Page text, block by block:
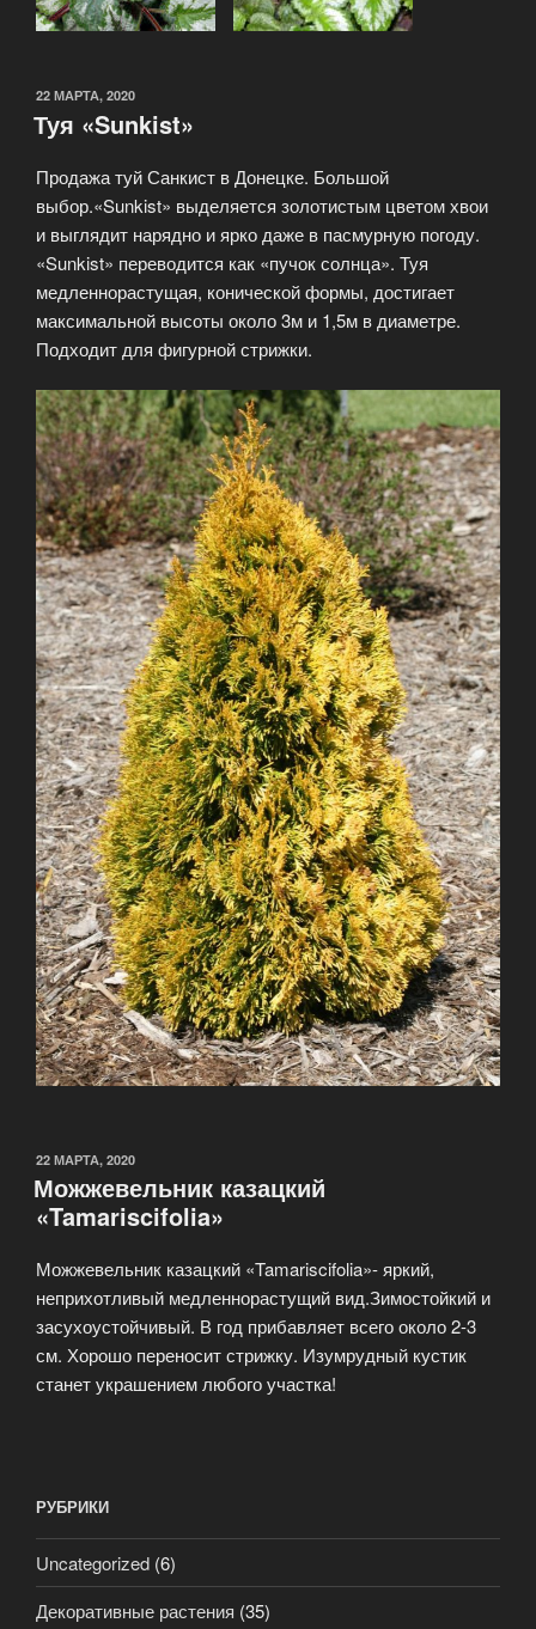
ОПУБЛИКОВАНО
22 МАРТА, 2020
Туя «Sunkist»
Продажа туй Санкист в Донецке. Большой
выбор.«Sunkist» выделяется золотистым цветом хвои
и выглядит нарядно и ярко даже в пасмурную погоду.
«Sunkist» переводится как «пучок солнца». Туя
медленнорастущая, конической формы, достигает
максимальной высоты около 3м и 1,5м в диаметре.
Подходит для фигурной стрижки.
ОПУБЛИКОВАНО
22 МАРТА, 2020
Можжевельник казацкий
«Tamariscifolia»
Можжевельник казацкий «Tamariscifolia»- яркий,
неприхотливый медленнорастущий вид.Зимостойкий и
засухоустойчивый. В год прибавляет всего около 2-3
см. Хорошо переносит стрижку. Изумрудный кустик
станет украшением любого участка!
РУБРИКИ
Uncategorized (6)
Декоративные растения (35)